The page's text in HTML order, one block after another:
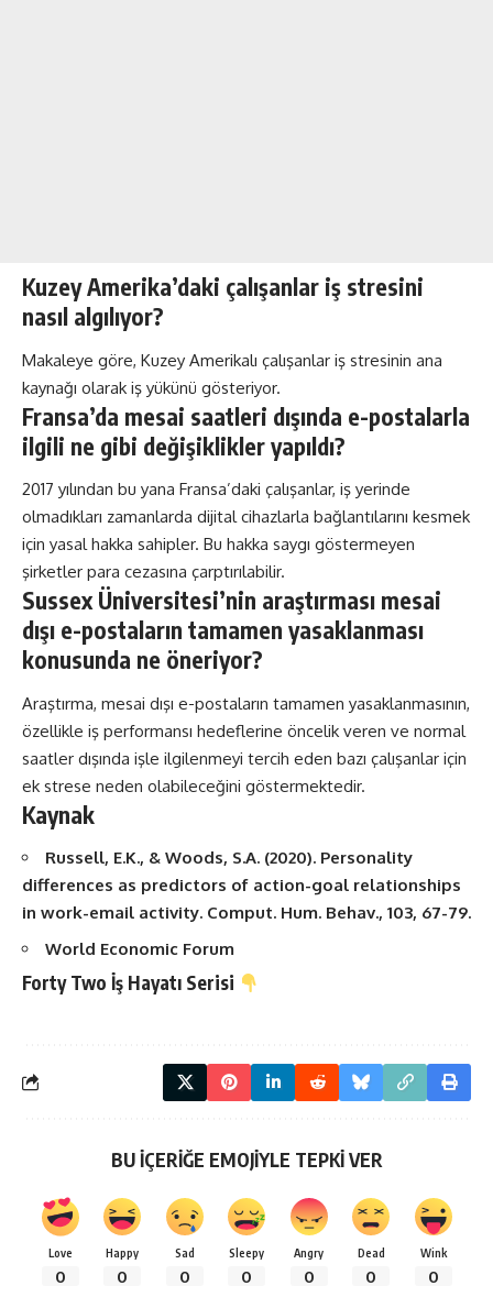
Kuzey Amerika’daki çalışanlar iş stresini
nasıl algılıyor?
Makaleye göre, Kuzey Amerikalı çalışanlar iş stresinin ana
kaynağı olarak iş yükünü gösteriyor.
Fransa’da mesai saatleri dışında e-postalarla
ilgili ne gibi değişiklikler yapıldı?
2017 yılından bu yana Fransa’daki çalışanlar, iş yerinde
olmadıkları zamanlarda dijital cihazlarla bağlantılarını kesmek
için yasal hakka sahipler. Bu hakka saygı göstermeyen
şirketler para cezasına çarptırılabilir.
Sussex Üniversitesi’nin araştırması mesai
dışı e-postaların tamamen yasaklanması
konusunda ne öneriyor?
Araştırma, mesai dışı e-postaların tamamen yasaklanmasının,
özellikle iş performansı hedeflerine öncelik veren ve normal
saatler dışında işle ilgilenmeyi tercih eden bazı çalışanlar için
ek strese neden olabileceğini göstermektedir.
Kaynak
Russell, E.K., & Woods, S.A. (2020). Personality
differences as predictors of action-goal relationships
in work-email activity. Comput. Hum. Behav., 103, 67-79.
World Economic Forum
Forty Two İş Hayatı Serisi
BU İÇERİĞE EMOJİYLE TEPKİ VER
Love
0
Happy
0
Sad
0
Sleepy
0
Angry
0
Dead
0
Wink
0